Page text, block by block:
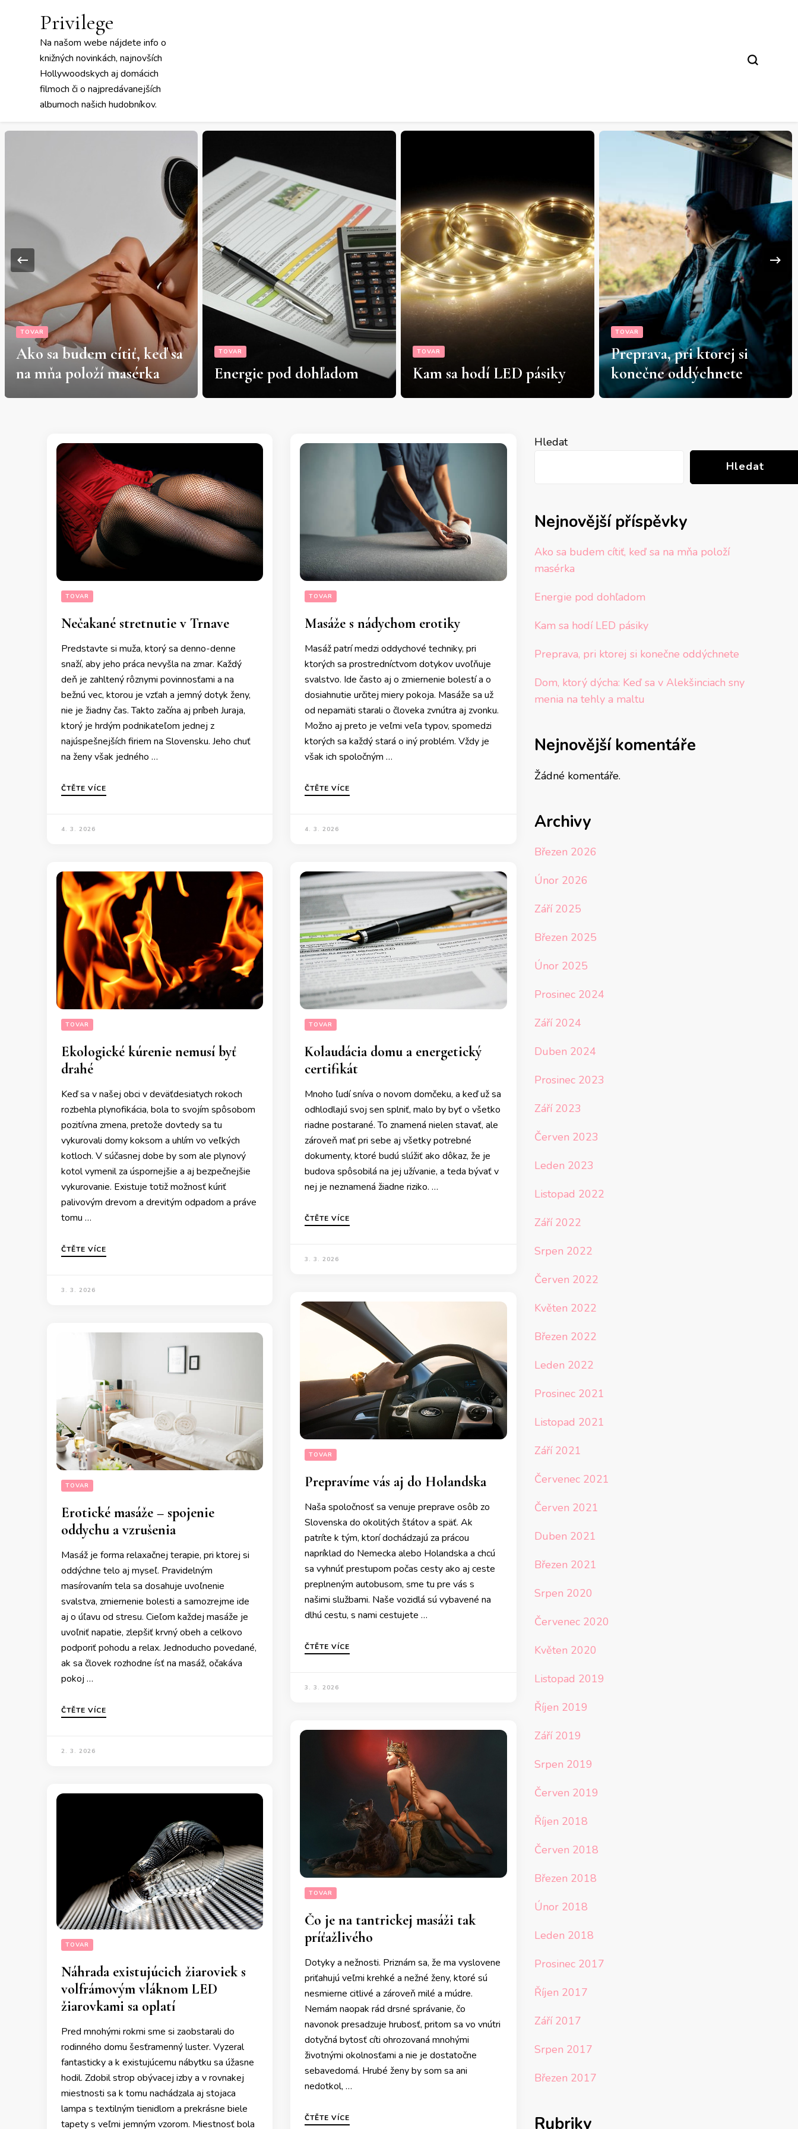
Privilege
Na našom webe nájdete info o
knižných novinkách, najnovších
Hollywoodskych aj domácich
filmoch či o najpredávanejších
albumoch našich hudobníkov.
TOVAR
Energie pod dohľadom
TOVAR
Kam sa hodí LED pásiky
Preprava, pri ktorej si
konečne oddýchnete
TOVAR
Dom, ktorý dýcha: Keď sa
v Alekšinciach sny menia
na tehly a maltu
TOVAR
Nečakané stretnutie v Trnave
Predstavte si muža, ktorý sa denno-denne
snaží, aby jeho práca nevyšla na zmar. Každý
deň je zahltený rôznymi povinnosťami a na
bežnú vec, ktorou je vzťah a jemný dotyk ženy,
nie je žiadny čas. Takto začína aj príbeh Juraja,
ktorý je hrdým podnikateľom jednej z
najúspešnejších firiem na Slovensku. Jeho chuť
na ženy však jedného …
ČTĚTE VÍCE
4. 3. 2026
TOVAR
Masáže s nádychom erotiky
Masáž patrí medzi oddychové techniky, pri
ktorých sa prostredníctvom dotykov uvoľňuje
svalstvo. Ide často aj o zmiernenie bolestí a o
dosiahnutie určitej miery pokoja. Masáže sa už
od nepamäti starali o človeka zvnútra aj zvonku.
Možno aj preto je veľmi veľa typov, spomedzi
ktorých sa každý stará o iný problém. Vždy je
však ich spoločným …
ČTĚTE VÍCE
4. 3. 2026
TOVAR
Ekologické kúrenie nemusí byť
drahé
Keď sa v našej obci v deväťdesiatych rokoch
rozbehla plynofikácia, bola to svojím spôsobom
pozitívna zmena, pretože dovtedy sa tu
vykurovali domy koksom a uhlím vo veľkých
kotloch. V súčasnej dobe by som ale plynový
kotol vymenil za úspornejšie a aj bezpečnejšie
vykurovanie. Existuje totiž možnosť kúriť
palivovým drevom a drevitým odpadom a práve
tomu …
ČTĚTE VÍCE
3. 3. 2026
TOVAR
Kolaudácia domu a energetický
certifikát
Mnoho ľudí sníva o novom domčeku, a keď už sa
odhlodlajú svoj sen splniť, malo by byť o všetko
riadne postarané. To znamená nielen stavať, ale
zároveň mať pri sebe aj všetky potrebné
dokumenty, ktoré budú slúžiť ako dôkaz, že je
budova spôsobilá na jej užívanie, a teda bývať v
nej je neznamená žiadne riziko. …
ČTĚTE VÍCE
3. 3. 2026
TOVAR
Prepravíme vás aj do Holandska
Naša spoločnosť sa venuje preprave osôb zo
Slovenska do okolitých štátov a späť. Ak
patríte k tým, ktorí dochádzajú za prácou
napríklad do Nemecka alebo Holandska a chcú
sa vyhnúť prestupom počas cesty ako aj ceste
preplneným autobusom, sme tu pre vás s
našimi službami. Naše vozidlá sú vybavené na
dlhú cestu, s nami cestujete …
ČTĚTE VÍCE
3. 3. 2026
TOVAR
Erotické masáže – spojenie
oddychu a vzrušenia
Masáž je forma relaxačnej terapie, pri ktorej si
oddýchne telo aj myseľ. Pravidelným
masírovaním tela sa dosahuje uvoľnenie
svalstva, zmiernenie bolesti a samozrejme ide
aj o úľavu od stresu. Cieľom každej masáže je
uvoľniť napatie, zlepšiť krvný obeh a celkovo
podporiť pohodu a relax. Jednoducho povedané,
ak sa človek rozhodne ísť na masáž, očakáva
pokoj …
ČTĚTE VÍCE
2. 3. 2026
TOVAR
Čo je na tantrickej masáži tak
príťažlivého
Dotyky a nežnosti. Priznám sa, že ma vyslovene
priťahujú veľmi krehké a nežné ženy, ktoré sú
nesmierne citlivé a zároveň milé a múdre.
Nemám naopak rád drsné správanie, čo
navonok presadzuje hrubosť, pritom sa vo vnútri
dotyčná bytosť cíti ohrozovaná mnohými
životnými okolnosťami a nie je dostatočne
sebavedomá. Hrubé ženy by som sa ani
nedotkol, …
ČTĚTE VÍCE
TOVAR
Náhrada existujúcich žiaroviek s
volfrámovým vláknom LED
žiarovkami sa oplatí
Pred mnohými rokmi sme si zaobstarali do
rodinného domu šesťramenný luster. Vyzeral
fantasticky a k existujúcemu nábytku sa úžasne
hodil. Zdobil strop obývacej izby a v rovnakej
miestnosti sa k tomu nachádzala aj stojaca
lampa s textilným tienidlom a prekrásne biele
tapety s veľmi jemným vzorom. Miestnosť bola
Hledat
Hledat
Nejnovější příspěvky
Ako sa budem cítiť, keď sa na mňa položí
masérka
Energie pod dohľadom
Kam sa hodí LED pásiky
Preprava, pri ktorej si konečne oddýchnete
Dom, ktorý dýcha: Keď sa v Alekšinciach sny
menia na tehly a maltu
Nejnovější komentáře
Žádné komentáře.
Archivy
Březen 2026
Únor 2026
Září 2025
Březen 2025
Únor 2025
Prosinec 2024
Září 2024
Duben 2024
Prosinec 2023
Září 2023
Červen 2023
Leden 2023
Listopad 2022
Září 2022
Srpen 2022
Červen 2022
Květen 2022
Březen 2022
Leden 2022
Prosinec 2021
Listopad 2021
Září 2021
Červenec 2021
Červen 2021
Duben 2021
Březen 2021
Srpen 2020
Červenec 2020
Květen 2020
Listopad 2019
Říjen 2019
Září 2019
Srpen 2019
Červen 2019
Říjen 2018
Červen 2018
Březen 2018
Únor 2018
Leden 2018
Prosinec 2017
Říjen 2017
Září 2017
Srpen 2017
Březen 2017
Rubriky